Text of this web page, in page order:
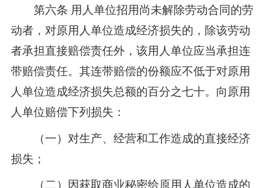
第六条 用人单位招用尚未解除劳动合同的劳
动者，对原用人单位造成经济损失的，除该劳动
者承担直接赔偿责任外，该用人单位应当承担连
带赔偿责任。其连带赔偿的份额应不低于对原用
人单位造成经济损失总额的百分之七十。向原用
人单位赔偿下列损失：
（一）对生产、经营和工作造成的直接经济
损失；
（二）因获取商业秘密给原用人单位造成的